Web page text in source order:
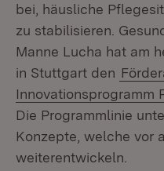
bei, häusliche
zu stabilisieren.
Manne Lucha hat am
in Stuttgart den
Innovationsprogramm
Die Programmlinie
Konzepte, welche vor
weiterentwickeln.